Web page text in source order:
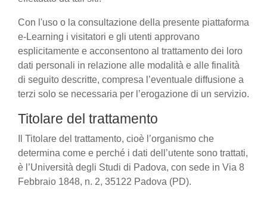
Con l'uso o la consultazione della presente piattaforma
e-Learning i visitatori e gli utenti approvano
esplicitamente e acconsentono al trattamento dei loro
dati personali in relazione alle modalità e alle finalità
di seguito descritte, compresa l’eventuale diffusione a
terzi solo se necessaria per l’erogazione di un servizio.
Titolare del trattamento
Il Titolare del trattamento, cioè l’organismo che
determina come e perché i dati dell’utente sono trattati,
è l’Università degli Studi di Padova, con sede in Via 8
Febbraio 1848, n. 2, 35122 Padova (PD).